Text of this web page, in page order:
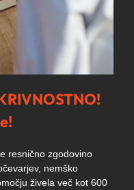
resnično zgodovino
nemško
živela več kot 600